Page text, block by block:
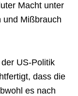
Macht unter
und Mißbrauch
US-Politik
dass die
es nach